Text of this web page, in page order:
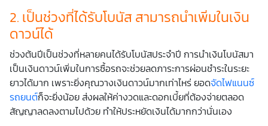
2. เป็นช่วงที่ได้รับโบนัส สามารถนำเพิ่มในเงิน
ดาวน์ได้
ช่วงต้นปีเป็นช่วงที่หลายคนได้รับโบนัสประจำปี การนำเงินโบนัสมา
เป็นเงินดาวน์เพิ่มในการซื้อรถจะช่วยลดภาระการผ่อนชำระในระยะ
ยาวได้มาก เพราะยิ่งคุณวางเงินดาวน์มากเท่าไหร่ ยอดจัดไฟแนนซ์
รถยนต์ก็จะยิ่งน้อย ส่งผลให้ค่างวดและดอกเบี้ยที่ต้องจ่ายตลอด
สัญญาลดลงตามไปด้วย ทำให้ประหยัดเงินได้มากกว่านั่นเอง